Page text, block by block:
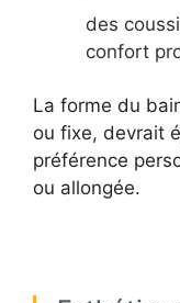
des
confort
La forme du
ou fixe, devrait
préférence
ou allongée.